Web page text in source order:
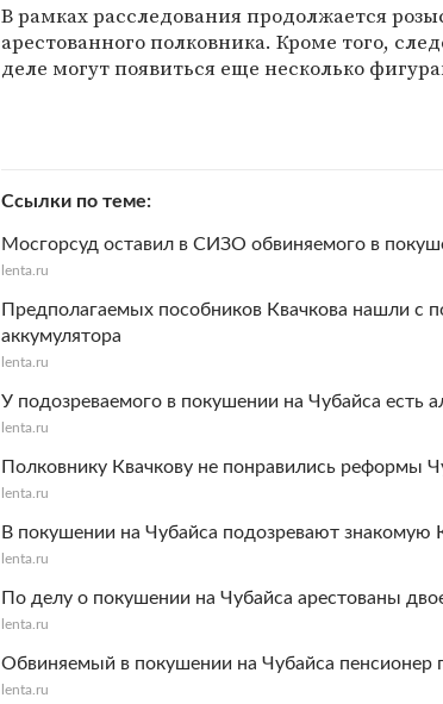
В рамках расследования продолжается
арестованного полковника. Кроме того,
деле могут появиться еще несколько
Ссылки по теме
Мосгорсуд оставил в СИЗО обвиняемого в
lenta.ru
Предполагаемых пособников Квачкова нашли с
аккумулятора
lenta.ru
У подозреваемого в покушении на Чубайса есть
lenta.ru
Полковнику Квачкову не понравились реформы
lenta.ru
В покушении на Чубайса подозревают знакомую
lenta.ru
По делу о покушении на Чубайса арестованы
lenta.ru
Обвиняемый в покушении на Чубайса пенсионер
lenta.ru